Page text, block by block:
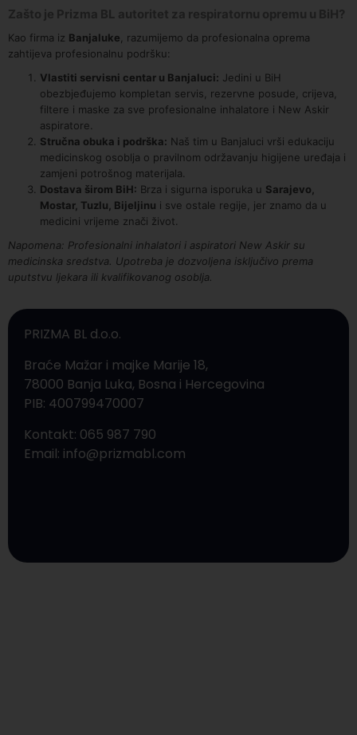
Kao firma iz Banjaluke , razumijemo da profesionalna oprema
zahtijeva profesionalnu podršku:
Vlastiti servisni centar u Banjaluci: Jedini u BiH
obezbjeđujemo kompletan servis, rezervne posude, crijeva,
filtere i maske za sve profesionalne inhalatore i New Askir
aspiratore.
Stručna obuka i podrška: Naš tim u Banjaluci vrši edukaciju
medicinskog osoblja o pravilnom održavanju higijene uređaja i
zamjeni potrošnog materijala.
Dostava širom BiH: Brza i sigurna isporuka u Sarajevo,
Mostar, Tuzlu, Bijeljinu i sve ostale regije, jer znamo da u
medicini vrijeme znači život.
Napomena: Profesionalni inhalatori i aspiratori New Askir su
medicinska sredstva. Upotreba je dozvoljena isključivo prema
uputstvu ljekara ili kvalifikovanog osoblja.
PRIZMA BL d.o.o.
Braće Mažar i majke Marije 18,
78000 Banja Luka, Bosna i Hercegovina
PIB: 400799470007
Kontakt: 065 987 790
Email: info@prizmabl.com